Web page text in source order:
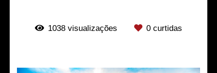
1038 visualizações 0 curtidas